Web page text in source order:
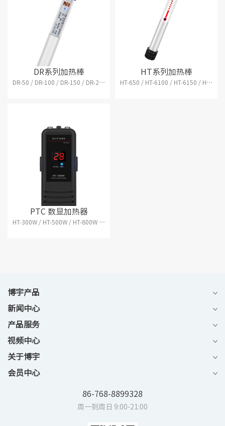
DR系列加热棒
DR-50 / DR-100 / DR-150 / DR-200 / DR-250 / DR-300
HT系列加热棒
HT-650 / HT-6100 / HT-6150 / HT-6200 / HT-6250 / HT-6300
PTC 数显加热器
HT-300W / HT-500W / HT-800W / HT-1000W
博宇产品
新闻中心
产品服务
视频中心
关于博宇
会员中心
86-768-8899328
周一到周日 9:00-21:00